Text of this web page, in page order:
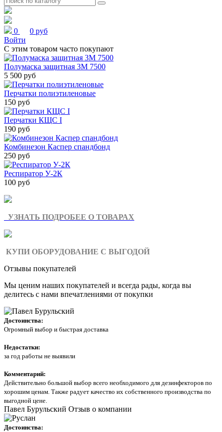
0
0 руб
Войти
С этим товаром часто покупают
Полумаска защитная 3М 7500
5 500 руб
Перчатки полиэтиленовые
150 руб
Перчатки КЩС I
190 руб
Комбинезон Каспер спандбонд
250 руб
Респиратор У-2К
100 руб
УЗНАТЬ ПОДРОБЕЕ О ТОВАРАХ
КУПИ ОБОРУДОВАНИЕ С ВЫГОДОЙ
Отзывы покупателей
Мы ценим наших покупателей и всегда рады, когда вы
делитесь с нами впечатлениями от покупки
Достоинства:
Огромный выбор и быстрая доставка
Недостатки:
за год работы не выявили
Комментарий:
Действительно большой выбор всего необходимого для дезинфекторов по
хорошим ценам. Также радует качество их собственного производства по
выгодной цене.
Павел Бурульский Отзыв о компании
Достоинства: